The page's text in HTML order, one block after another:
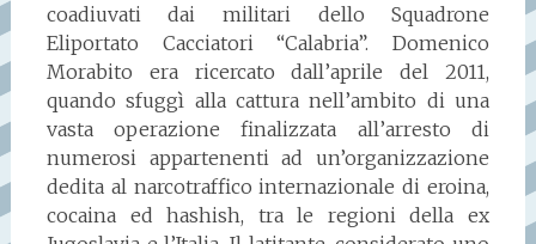
coadiuvati dai militari dello Squadrone
Eliportato Cacciatori “Calabria”. Domenico
Morabito era ricercato dall’aprile del 2011,
quando sfuggì alla cattura nell’ambito di una
vasta operazione finalizzata all’arresto di
numerosi appartenenti ad un’organizzazione
dedita al narcotraffico internazionale di eroina,
cocaina ed hashish, tra le regioni della ex